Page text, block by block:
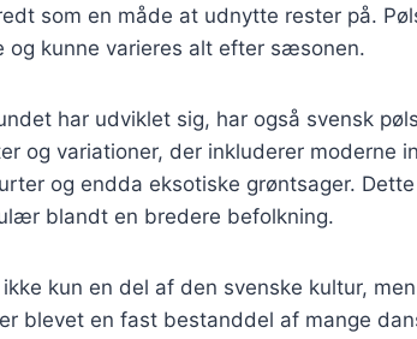
som en måde at udnytte rester på.
og kunne varieres alt efter sæsonen.
har udviklet sig, har også svensk
og variationer, der inkluderer moderne
og endda eksotiske grøntsager.
blandt en bredere befolkning.
kun en del af den svenske kultur,
blevet en fast bestanddel af mange